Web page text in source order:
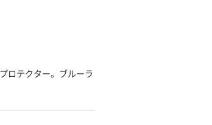
ロテクター。ブルーラ